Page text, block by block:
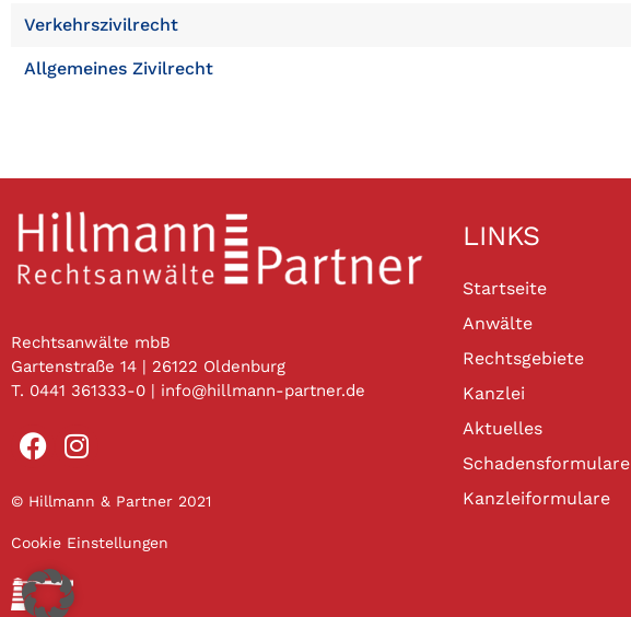
Verkehrszivilrecht
Allgemeines Zivilrecht
Rechtsanwälte mbB
Gartenstraße 14 | 26122 Oldenburg
T. 0441 361333-0 | info@hillmann-partner.de
© Hillmann & Partner 2021
Cookie Einstellungen
LINKS
Startseite
Anwälte
Rechtsgebiete
Kanzlei
Aktuelles
Schadensformulare
Kanzleiformulare